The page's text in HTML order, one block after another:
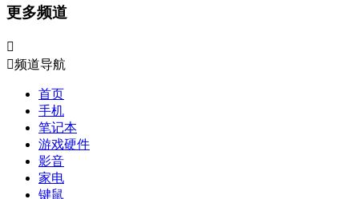
更多频道

频道导航
首页
手机
笔记本
游戏硬件
影音
家电
键鼠